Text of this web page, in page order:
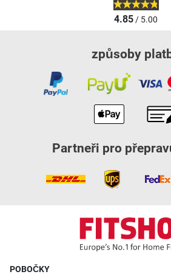
4.85/ 5.00
způsoby
Partneři pro
POBOČKY